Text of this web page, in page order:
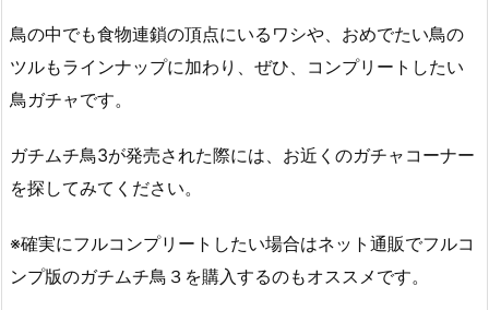
鳥の中でも食物連鎖の頂点にいるワシや、おめでたい鳥の
ツルもラインナップに加わり、ぜひ、コンプリートしたい
鳥ガチャです。
ガチムチ鳥3が発売された際には、お近くのガチャコーナー
を探してみてください。
※確実にフルコンプリートしたい場合はネット通販でフルコ
ンプ版のガチムチ鳥３を購入するのもオススメです。